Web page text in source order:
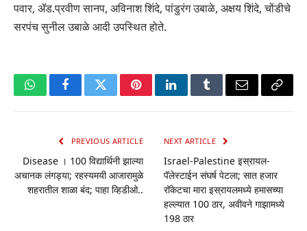
पवार, ॲड.प्रवीण सानप, अविनाश शिंदे, पांडुरंग उबाळे, अक्षय शिंदे, चोंडीचे
सरपंच सुनील उबाळे आदी उपस्थित होते.
WhatsAppFacebookTwitterPinterestLinkedInTumblrEmail Copy
PREVIOUS ARTICLE
Disease । 100 विद्यार्थिनी झाल्या
अचानक लंगड्या; रहस्यमयी आजारामुळे
शहरातील शाळा बंद; पाहा व्हिडीओ..
NEXT ARTICLE
Israel-Palestine इस्रायल-
पॅलेस्टाईन संघर्ष पेटला; सात हजार
रॉकेटचा मारा इस्रायलमध्ये हमासच्या
हल्ल्यात 100 ठार, अवीवने गाझामध्ये
198 ठार